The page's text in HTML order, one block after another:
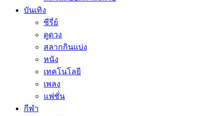
บันเทิง
ซีรี่ย์
ดูดวง
สลากกินแบ่ง
หนัง
เทคโนโลยี
เพลง
แฟชั่น
กีฬา